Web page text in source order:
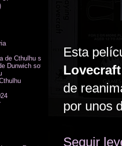
Esta
Lovecraft
de
por unos
Seguir
de Cthulhu softcover
Dunwich softcover